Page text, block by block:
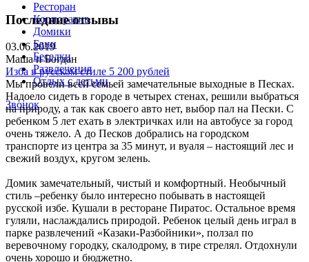
Ресторан
Корпоратив
Домики
Бани
Беседки
Развлечения
Отдых с детьми
Звонок
Последние отзывы
03.06.2019
Маша и Богдан
Изба в русском стиле 5 200 рублей
Мы провели всей семьей замечательные выходные в Песках.
Надоело сидеть в городе в четырех стенах, решили выбраться
на природу, а так как своего авто нет, выбор пал на Пески. С
ребенком 5 лет ехать в электричках или на автобусе за город
очень тяжело. А до Песков добрались на городском
транспорте из центра за 35 минут, и вуаля – настоящий лес и
свежий воздух, кругом зелень.
Домик замечательный, чистый и комфортный. Необычный
стиль –ребенку было интересно побывать в настоящей
русской избе. Кушали в ресторане Пиратос. Остальное время
гуляли, наслаждались природой. Ребенок целый день играл в
парке развлечений «Казаки-Разбойники», ползал по
веревочному городку, скалодрому, в тире стрелял. Отдохнули
очень хорошо и бюджетно.